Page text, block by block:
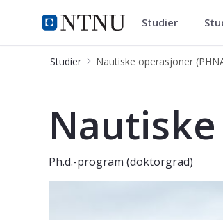
NTNU Hjemmeside
Nautiske Studier
Studier Nautiske operasjoner
Ph.d.-program (doktorgrad)